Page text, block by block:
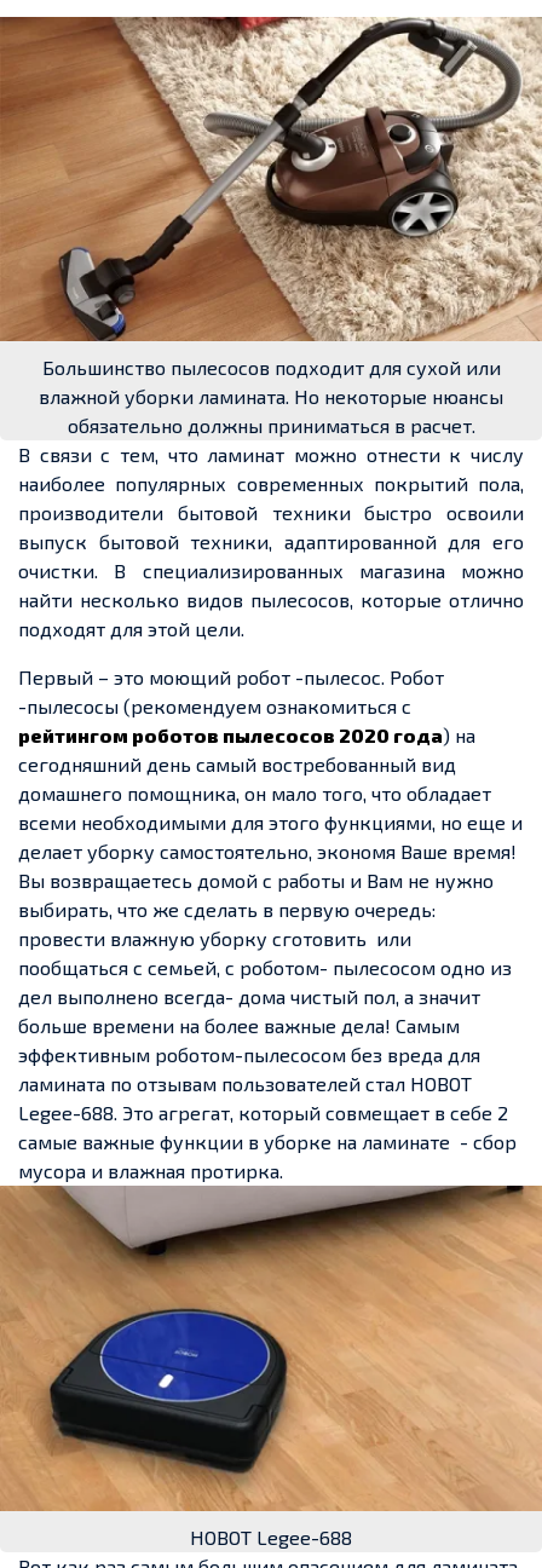
Большинство пылесосов подходит для сухой или
влажной уборки ламината. Но некоторые нюансы
обязательно должны приниматься в расчет.
В связи с тем, что ламинат можно отнести к числу
наиболее популярных современных покрытий пола,
производители бытовой техники быстро освоили
выпуск бытовой техники, адаптированной для его
очистки. В специализированных магазина можно
найти несколько видов пылесосов, которые отлично
подходят для этой цели.
Первый – это моющий робот -пылесос. Робот
-пылесосы (рекомендуем ознакомиться с
рейтингом роботов пылесосов 2020 года) на
сегодняшний день самый востребованный вид
домашнего помощника, он мало того, что обладает
всеми необходимыми для этого функциями, но еще и
делает уборку самостоятельно, экономя Ваше время!
Вы возвращаетесь домой с работы и Вам не нужно
выбирать, что же сделать в первую очередь:
провести влажную уборку сготовить или
пообщаться с семьей, с роботом- пылесосом одно из
дел выполнено всегда- дома чистый пол, а значит
больше времени на более важные дела! Самым
эффективным роботом-пылесосом без вреда для
ламината по отзывам пользователей стал НОВОТ
Legee-688. Это агрегат, который совмещает в себе 2
самые важные функции в уборке на ламинате - сбор
мусора и влажная протирка.
НОВОТ Legee-688